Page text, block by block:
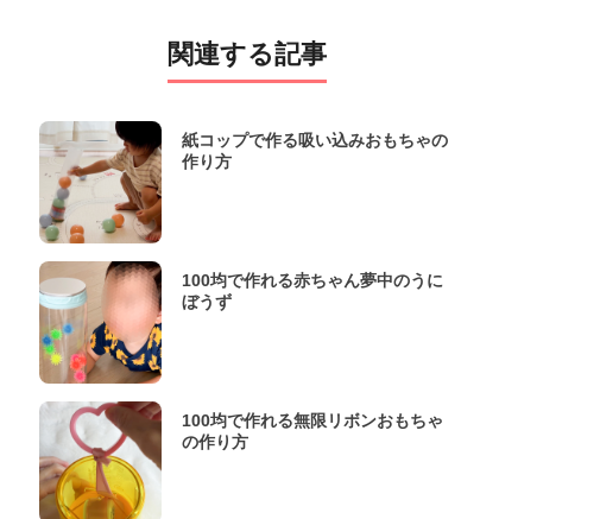
関連する記事
紙コップで作る吸い込みおもちゃの
作り方
100均で作れる赤ちゃん夢中のうに
ぼうず
100均で作れる無限リボンおもちゃ
の作り方